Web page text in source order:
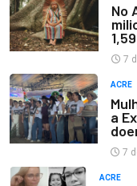
No
7
ACRE
a
7
ACRE